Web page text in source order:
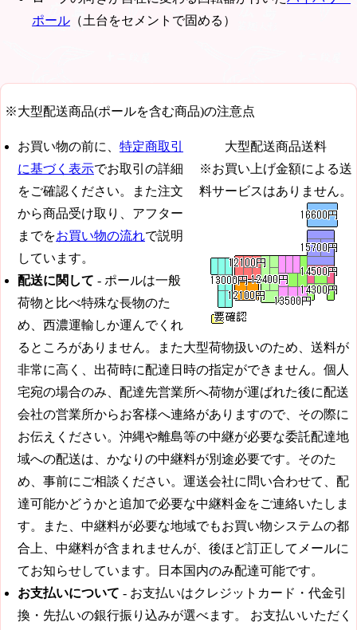
ポール （土台をセメントで固める）
※大型配送商品(ポールを含む商品)の注意点
大型配送商品送料
※お買い上げ金額による送
料サービスはありません。
お買い物の前に、 特定商取引
に基づく表示でお取引の詳細
をご確認ください。また注文
から商品受け取り、アフター
までをお買い物の流れで説明
しています。
配送に関して - ポールは一般
荷物と比べ特殊な長物のた
め、西濃運輸しか運んでくれ
るところがありません。また大型荷物扱いのため、送料が
非常に高く、出荷時に配達日時の指定ができません。個人
宅宛の場合のみ、配達先営業所へ荷物が運ばれた後に配送
会社の営業所からお客様へ連絡がありますので、その際に
お伝えください。沖縄や離島等の中継が必要な委託配達地
域への配送は、かなりの中継料が別途必要です。そのた
め、事前にご相談ください。運送会社に問い合わせて、配
達可能かどうかと追加で必要な中継料金をご連絡いたしま
す。また、中継料が必要な地域でもお買い物システムの都
合上、中継料が含まれませんが、後ほど訂正してメールに
てお知らせしています。日本国内のみ配達可能です。
お支払いについて - お支払いはクレジットカード・代金引
換・先払いの銀行振り込みが選べます。 お支払いいただく